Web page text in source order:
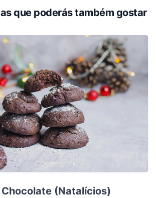
que poderás também gostar
(Natalícios)